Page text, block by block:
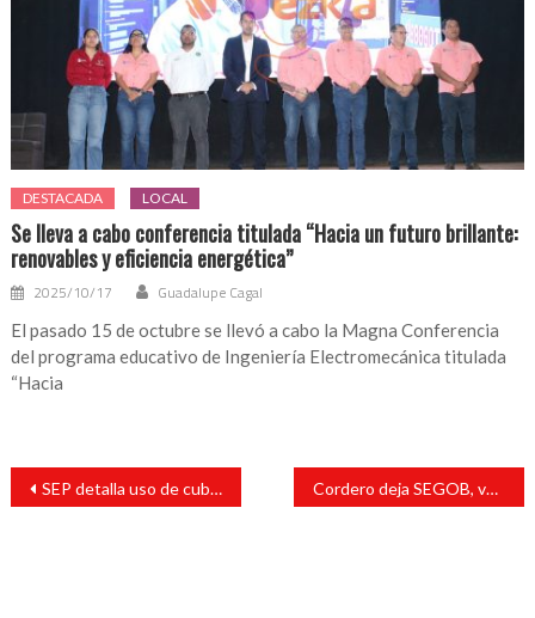
DESTACADA LOCAL
Se lleva a cabo conferencia titulada “Hacia un futuro brillante:
renovables y eficiencia energética”
2025/10/17 Guadalupe Cagal
El pasado 15 de octubre se llevó a cabo la Magna Conferencia
del programa educativo de Ingeniería Electromecánica titulada
“Hacia
Navegación
entradas
SEP detalla uso de cubrebocas en el regreso a las aulas Cordero deja SEGOB, vuelve al Senado